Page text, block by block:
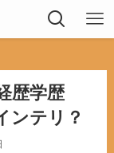
歴学歴
ンテリ？